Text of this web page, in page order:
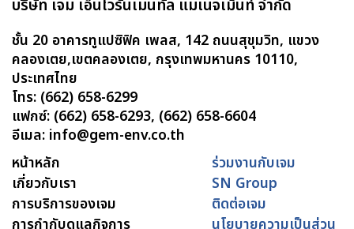
บริษัท เจม เอ็นไวรันเมนทัล แมเนจเม้นท์ จำกัด
ชั้น 20 อาคารทูแปซิฟิค เพลส, 142 ถนนสุขุมวิท, แขวง
คลองเตย,เขตคลองเตย, กรุงเทพมหานคร 10110,
ประเทศไทย
โทร: (662) 658-6299
แฟกซ์: (662) 658-6293, (662) 658-6604
อีเมล: info@gem-env.co.th
หน้าหลัก
เกี่ยวกับเรา
การบริการของเจม
ร่วมงานกับเจม
SN Group
ติดต่อเจม